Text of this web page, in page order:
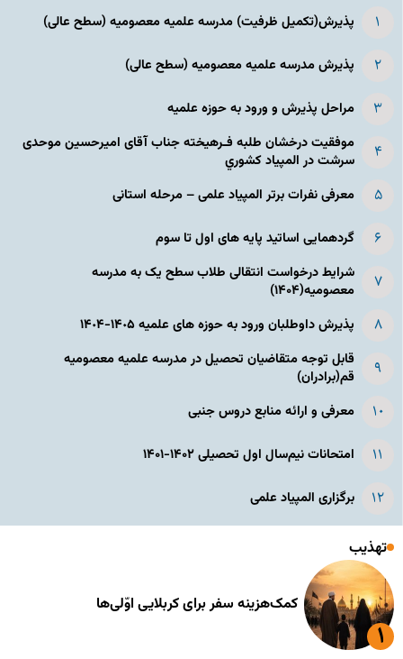
پذیرش(تکمیل ظرفیت) مدرسه علمیه معصومیه‌ (سطح عالی)
پذیرش مدرسه علمیه معصومیه‌ (سطح عالی)
مراحل پذیرش و ورود به حوزه علمیه
موفقیت درخشان طلبه فـرهیخته جناب آقای امیرحسین موحدی
سرشت در المپياد كشوري
معرفی نفرات برتر المپیاد علمی – مرحله استانی
گردهمایی اساتید پایه های اول تا سوم
شرایط درخواست انتقالی طلاب سطح یک به مدرسه
معصومیه(۱۴۰۴)
پذیرش داوطلبان ورود به حوزه های علمیه ١۴٠۵-١۴٠۴
قابل توجه متقاضیان تحصیل در مدرسه علمیه معصومیه
قم(برادران)
معرفی و ارائه منابع دروس جنبی
امتحانات نیم‌سال اول تحصیلی ۱۴۰۲-۱۴۰۱
برگزاری المپیاد علمی
تهذیب
کمک‌هزینه سفر برای کربلایی اوّلی‌ها